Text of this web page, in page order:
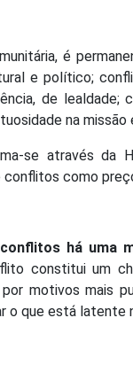
é
e político;
de lealdade;
na
se através da
como
há uma
constitui um
motivos mais
que está latente